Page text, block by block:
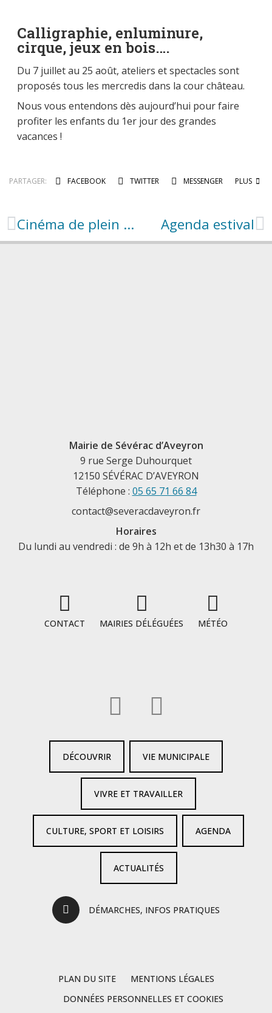
Calligraphie, enluminure,
cirque, jeux en bois….
Du 7 juillet au 25 août, ateliers et spectacles sont
proposés tous les mercredis dans la cour château.
Nous vous entendons dès aujourd’hui pour faire
profiter les enfants du 1er jour des grandes
vacances !
PARTAGER: FACEBOOK TWITTER MESSENGER PLUS
Cinéma de plein air à Lapanouse Agenda estival
Mairie de Sévérac d’Aveyron
9 rue Serge Duhourquet
12150 SÉVÉRAC D’AVEYRON
Téléphone : 05 65 71 66 84
contact@severacdaveyron.fr
Horaires
Du lundi au vendredi : de 9h à 12h et de 13h30 à 17h
CONTACT MAIRIES DÉLÉGUÉES MÉTÉO
DÉCOUVRIR VIE MUNICIPALE
VIVRE ET TRAVAILLER
CULTURE, SPORT ET LOISIRS AGENDA
ACTUALITÉS
DÉMARCHES, INFOS PRATIQUES
PLAN DU SITE
MENTIONS LÉGALES
DONNÉES PERSONNELLES ET COOKIES